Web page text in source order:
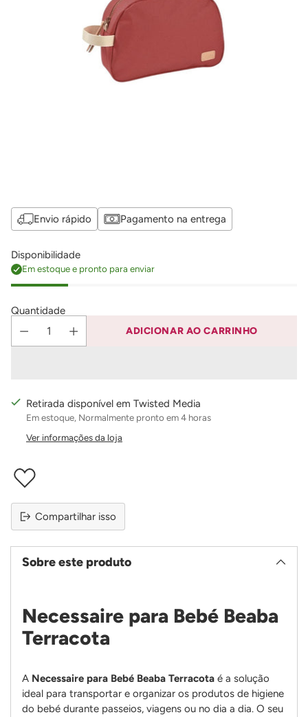
Envio rápido Pagamento na entrega
Disponibilidade
Em estoque e pronto para enviar
Quantidade
ADICIONAR AO CARRINHO
Retirada disponível em Twisted Media
Em estoque, Normalmente pronto em 4 horas
Ver informações da loja
Compartilhar isso
Sobre este produto
Necessaire para Bebé Beaba
Terracota
A Necessaire para Bebé Beaba Terracota é a solução
ideal para transportar e organizar os produtos de higiene
do bebé durante passeios, viagens ou no dia a dia. O seu